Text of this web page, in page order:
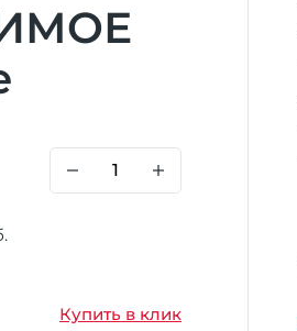
Купить в клик